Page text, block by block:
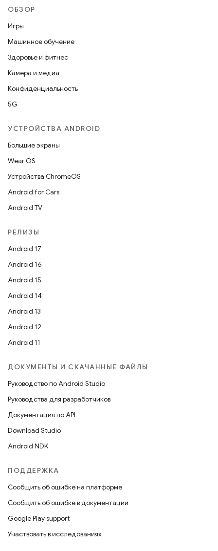
ОБЗОР
Игры
Машинное обучение
Здоровье и фитнес
Камера и медиа
Конфиденциальность
5G
УСТРОЙСТВА ANDROID
Большие экраны
Wear OS
Устройства ChromeOS
Android for Cars
Android TV
РЕЛИЗЫ
Android 17
Android 16
Android 15
Android 14
Android 13
Android 12
Android 11
ДОКУМЕНТЫ И СКАЧАННЫЕ ФАЙЛЫ
Руководство по Android Studio
Руководства для разработчиков
Документация по API
Download Studio
Android NDK
ПОДДЕРЖКА
Сообщить об ошибке на платформе
Сообщить об ошибке в документации
Google Play support
Участвовать в исследованиях